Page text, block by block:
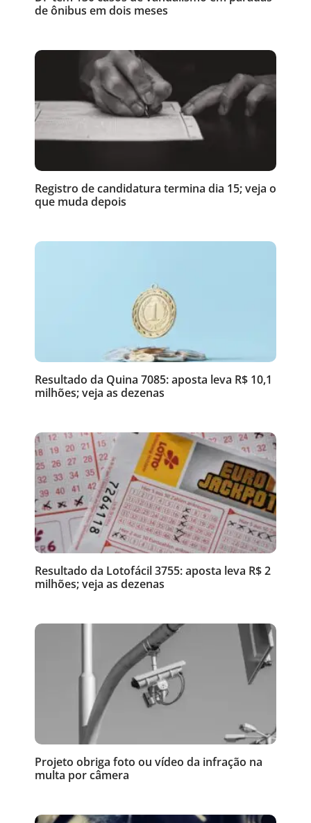
de ônibus em dois meses
Registro de candidatura termina dia 15; veja o
que muda depois
Resultado da Quina 7085: aposta leva R$ 10,1
milhões; veja as dezenas
Resultado da Lotofácil 3755: aposta leva R$ 2
milhões; veja as dezenas
Projeto obriga foto ou vídeo da infração na
multa por câmera